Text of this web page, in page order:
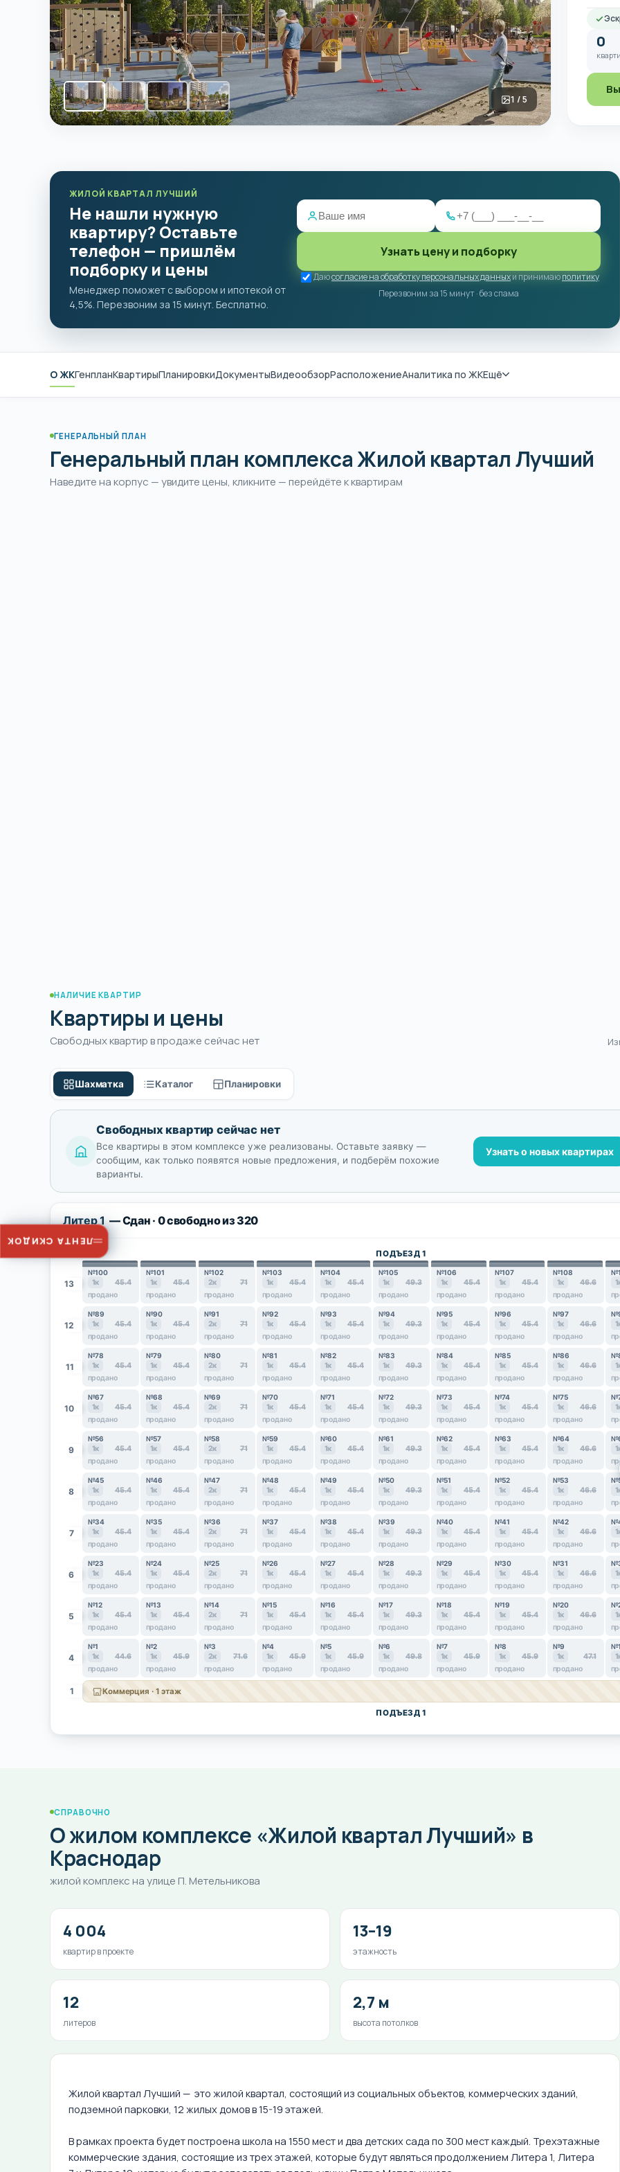
1 / 5
0
ЖИЛОЙ КВАРТАЛ ЛУЧШИЙ
Не нашли нужную
квартиру? Оставьте
телефон — пришлём
подборку и цены
Менеджер поможет с выбором и ипотекой от
4,5%. Перезвоним за 15 минут. Бесплатно.
Узнать цену и подборку
Даюсогласие на обработку персональных данныхи принимаюполитику
Перезвоним за 15 минут · без спама
О ЖКГенпланКвартирыПланировкиДокументыВидеообзорРасположениеАналитика по ЖКЕщё
ГЕНЕРАЛЬНЫЙ ПЛАН
Генеральный план комплекса Жилой квартал Лучший
Наведите на корпус — увидите цены, кликните — перейдёте к квартирам
НАЛИЧИЕ КВАРТИР
Квартиры и цены
Свободных квартир в продаже сейчас нет
Шахматка Каталог Планировки
Свободных квартир сейчас нет
Все квартиры в этом комплексе уже реализованы. Оставьте заявку —
сообщим, как только появятся новые предложения, и подберём похожие
варианты.
Узнать о новых квартирах
Литер 1 — Сдан · 0 свободно из 320
ПОДЪЕЗД 1
13
№100
1к
45.4
продано
№101
1к
45.4
продано
№102
2к
71
продано
№103
1к
45.4
продано
№104
1к
45.4
продано
№105
1к
49.3
продано
№106
1к
45.4
продано
№107
1к
45.4
продано
№108
1к
46.6
продано
12
№89
1к
45.4
продано
№90
1к
45.4
продано
№91
2к
71
продано
№92
1к
45.4
продано
№93
1к
45.4
продано
№94
1к
49.3
продано
№95
1к
45.4
продано
№96
1к
45.4
продано
№97
1к
46.6
продано
11
№78
1к
45.4
продано
№79
1к
45.4
продано
№80
2к
71
продано
№81
1к
45.4
продано
№82
1к
45.4
продано
№83
1к
49.3
продано
№84
1к
45.4
продано
№85
1к
45.4
продано
№86
1к
46.6
продано
10
№67
1к
45.4
продано
№68
1к
45.4
продано
№69
2к
71
продано
№70
1к
45.4
продано
№71
1к
45.4
продано
№72
1к
49.3
продано
№73
1к
45.4
продано
№74
1к
45.4
продано
№75
1к
46.6
продано
9
№56
1к
45.4
продано
№57
1к
45.4
продано
№58
2к
71
продано
№59
1к
45.4
продано
№60
1к
45.4
продано
№61
1к
49.3
продано
№62
1к
45.4
продано
№63
1к
45.4
продано
№64
1к
46.6
продано
8
№45
1к
45.4
продано
№46
1к
45.4
продано
№47
2к
71
продано
№48
1к
45.4
продано
№49
1к
45.4
продано
№50
1к
49.3
продано
№51
1к
45.4
продано
№52
1к
45.4
продано
№53
1к
46.6
продано
7
№34
1к
45.4
продано
№35
1к
45.4
продано
№36
2к
71
продано
№37
1к
45.4
продано
№38
1к
45.4
продано
№39
1к
49.3
продано
№40
1к
45.4
продано
№41
1к
45.4
продано
№42
1к
46.6
продано
6
№23
1к
45.4
продано
№24
1к
45.4
продано
№25
2к
71
продано
№26
1к
45.4
продано
№27
1к
45.4
продано
№28
1к
49.3
продано
№29
1к
45.4
продано
№30
1к
45.4
продано
№31
1к
46.6
продано
5
№12
1к
45.4
продано
№13
1к
45.4
продано
№14
2к
71
продано
№15
1к
45.4
продано
№16
1к
45.4
продано
№17
1к
49.3
продано
№18
1к
45.4
продано
№19
1к
45.4
продано
№20
1к
46.6
продано
4
№1
1к
44.6
продано
№2
1к
45.9
продано
№3
2к
71.6
продано
№4
1к
45.9
продано
№5
1к
45.9
продано
№6
1к
49.8
продано
№7
1к
45.9
продано
№8
1к
45.9
продано
№9
1к
47.1
продано
1 Коммерция · 1 этаж
ПОДЪЕЗД 1
СПРАВОЧНО
О жилом комплексе «Жилой квартал Лучший» в
Краснодар
жилой комплекс на улице П. Метельникова
4 004
квартир в проекте
13–19
этажность
12
литеров
2,7 м
высота потолков
Жилой квартал Лучший — это жилой квартал, состоящий из социальных объектов, коммерческих зданий,
подземной парковки, 12 жилых домов в 15-19 этажей.
В рамках проекта будет построена школа на 1550 мест и два детских сада по 300 мест каждый. Трехэтажные
коммерческие здания, состоящие из трех этажей, которые будут являться продолжением Литера 1, Литера
ЛЕНТА СКИДОК